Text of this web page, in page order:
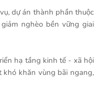
dự án thành phần thuộc
nghèo bền vững giai
hạ tầng kinh tế - xã hội
khó khăn vùng bãi ngang,